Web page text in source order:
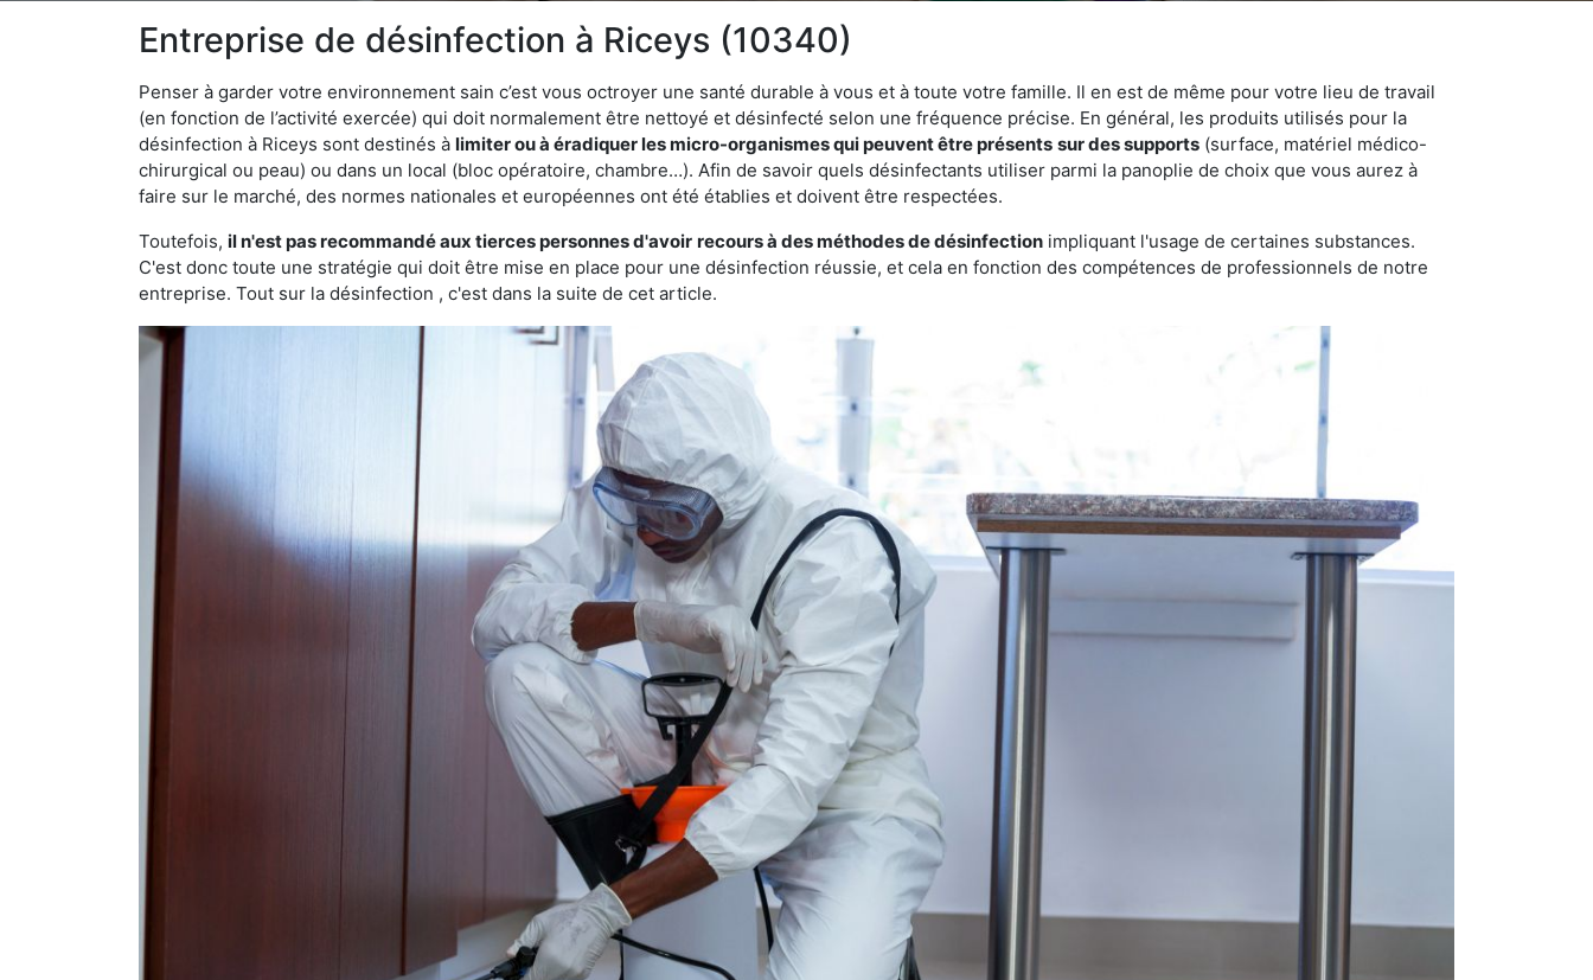
Entreprise de désinfection à Riceys (10340)
Penser à garder votre environnement sain c’est vous octroyer une santé durable à vous et à toute votre famille. Il en est de même pour votre lieu de travail
(en fonction de l’activité exercée) qui doit normalement être nettoyé et désinfecté selon une fréquence précise. En général, les produits utilisés pour la
désinfection à Riceys sont destinés à limiter ou à éradiquer les micro-organismes qui peuvent être présents sur des supports (surface, matériel médico-
chirurgical ou peau) ou dans un local (bloc opératoire, chambre…). Afin de savoir quels désinfectants utiliser parmi la panoplie de choix que vous aurez à
faire sur le marché, des normes nationales et européennes ont été établies et doivent être respectées.
Toutefois, il n'est pas recommandé aux tierces personnes d'avoir recours à des méthodes de désinfection impliquant l'usage de certaines substances.
C'est donc toute une stratégie qui doit être mise en place pour une désinfection réussie, et cela en fonction des compétences de professionnels de notre
entreprise. Tout sur la désinfection , c'est dans la suite de cet article.